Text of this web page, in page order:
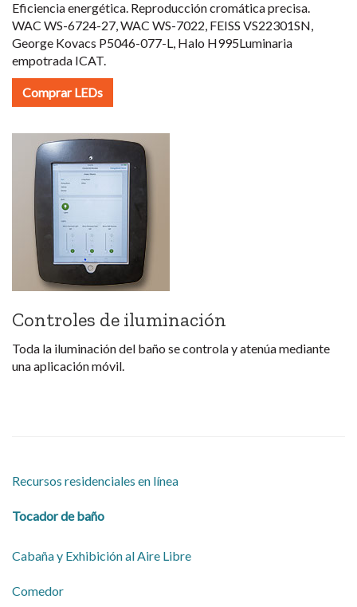
Eficiencia energética. Reproducción cromática precisa.
WAC WS-6724-27, WAC WS-7022, FEISS VS22301SN,
George Kovacs P5046-077-L, Halo H995Luminaria
empotrada ICAT.
Comprar LEDs
Controles de iluminación
Toda la iluminación del baño se controla y atenúa mediante
una aplicación móvil.
Recursos residenciales en línea
Tocador de baño
Cabaña y Exhibición al Aire Libre
Comedor